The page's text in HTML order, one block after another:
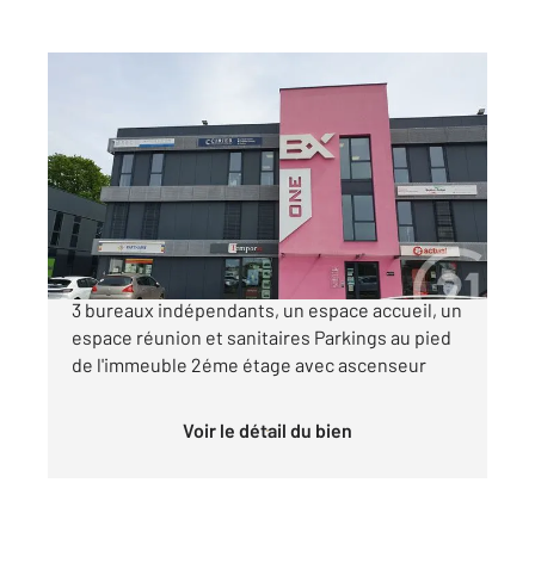
Ref : 6405
Entreprise à vendre
171 200 €
CHALLANS A VENDRE BUREAUX de 90 m² avec
3 bureaux indépendants, un espace accueil, un
espace réunion et sanitaires Parkings au pied
de l'immeuble 2éme étage avec ascenseur
Voir le détail du bien